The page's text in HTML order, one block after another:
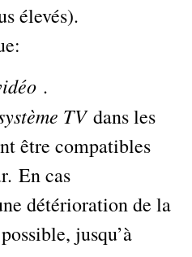
élevés).
.
TVdans les
être compatibles
En cas
détérioration de la
jusqu’à